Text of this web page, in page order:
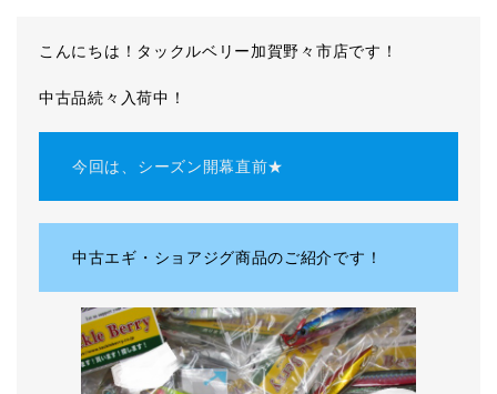
こんにちは！タックルベリー加賀野々市店です！
中古品続々入荷中！
今回は、シーズン開幕直前★
中古エギ・ショアジグ商品のご紹介です！